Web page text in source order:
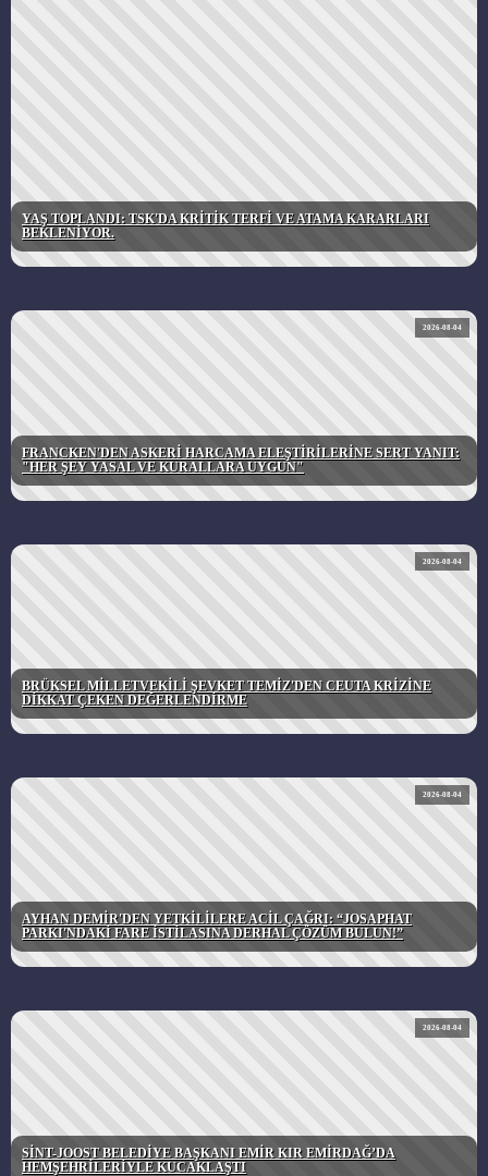
YAŞ TOPLANDI: TSK'DA KRİTİK TERFİ VE ATAMA KARARLARI
BEKLENİYOR.
2026-08-04
FRANCKEN'DEN ASKERİ HARCAMA ELEŞTİRİLERİNE SERT YANIT:
"HER ŞEY YASAL VE KURALLARA UYGUN"
2026-08-04
BRÜKSEL MİLLETVEKİLİ ŞEVKET TEMİZ'DEN CEUTA KRİZİNE
DİKKAT ÇEKEN DEĞERLENDİRME
2026-08-04
AYHAN DEMİR'DEN YETKİLİLERE ACİL ÇAĞRI: “JOSAPHAT
PARKI'NDAKİ FARE İSTİLASINA DERHAL ÇÖZÜM BULUN!”
2026-08-04
SİNT-JOOST BELEDİYE BAŞKANI EMİR KIR EMİRDAĞ’DA
HEMŞEHRİLERİYLE KUCAKLAŞTI